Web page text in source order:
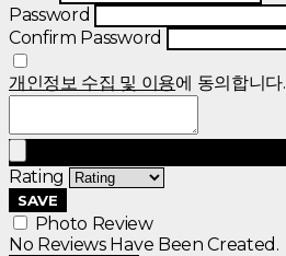
Password
Confirm Password
개인정보 수집 및 이용에 동의합니다.
Rating
SAVE
Photo Review
No Reviews Have Been Created.